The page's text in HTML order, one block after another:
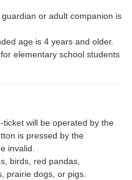
or adult companion is
age is 4 years and older.
elementary school students
will be operated by the
is pressed by the
invalid.
birds, red pandas,
prairie dogs, or pigs.